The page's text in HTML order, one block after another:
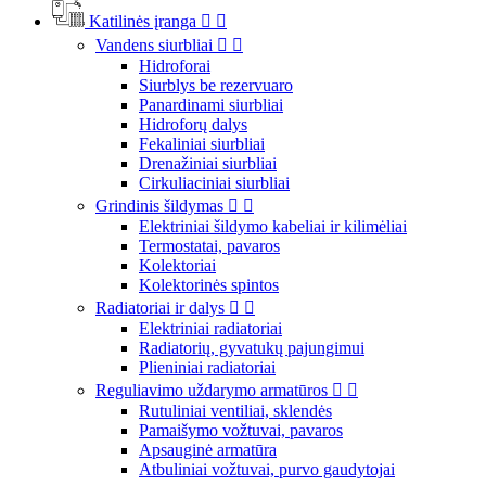
Katilinės įranga  
Vandens siurbliai  
Hidroforai
Siurblys be rezervuaro
Panardinami siurbliai
Hidroforų dalys
Fekaliniai siurbliai
Drenažiniai siurbliai
Cirkuliaciniai siurbliai
Grindinis šildymas  
Elektriniai šildymo kabeliai ir kilimėliai
Termostatai, pavaros
Kolektoriai
Kolektorinės spintos
Radiatoriai ir dalys  
Elektriniai radiatoriai
Radiatorių, gyvatukų pajungimui
Plieniniai radiatoriai
Reguliavimo uždarymo armatūros  
Rutuliniai ventiliai, sklendės
Pamaišymo vožtuvai, pavaros
Apsauginė armatūra
Atbuliniai vožtuvai, purvo gaudytojai